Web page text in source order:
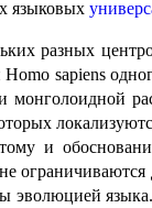
языковых
разных
Homo sapiens
и
эволюцией